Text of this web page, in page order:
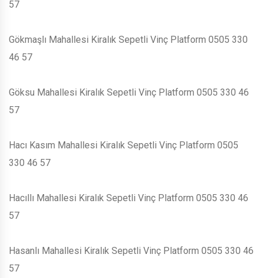
57
Gökmaşlı Mahallesi Kiralık Sepetli Vinç Platform 0505 330
46 57
Göksu Mahallesi Kiralık Sepetli Vinç Platform 0505 330 46
57
Hacı Kasım Mahallesi Kiralık Sepetli Vinç Platform 0505
330 46 57
Hacıllı Mahallesi Kiralık Sepetli Vinç Platform 0505 330 46
57
Hasanlı Mahallesi Kiralık Sepetli Vinç Platform 0505 330 46
57